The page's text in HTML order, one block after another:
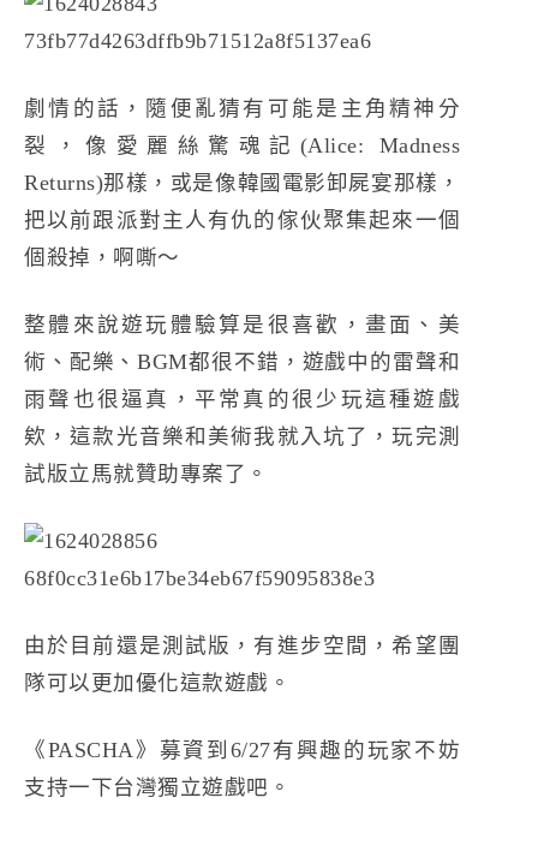
劇情的話，隨便亂猜有可能是主角精神分
裂，像愛麗絲驚魂記(Alice: Madness
Returns)那樣，或是像韓國電影卸屍宴那樣，
把以前跟派對主人有仇的傢伙聚集起來一個
個殺掉，啊嘶～
整體來說遊玩體驗算是很喜歡，畫面、美
術、配樂、BGM都很不錯，遊戲中的雷聲和
雨聲也很逼真，平常真的很少玩這種遊戲
欸，這款光音樂和美術我就入坑了，玩完測
試版立馬就贊助專案了。
由於目前還是測試版，有進步空間，希望團
隊可以更加優化這款遊戲。
《PASCHA》募資到6/27有興趣的玩家不妨
支持一下台灣獨立遊戲吧。